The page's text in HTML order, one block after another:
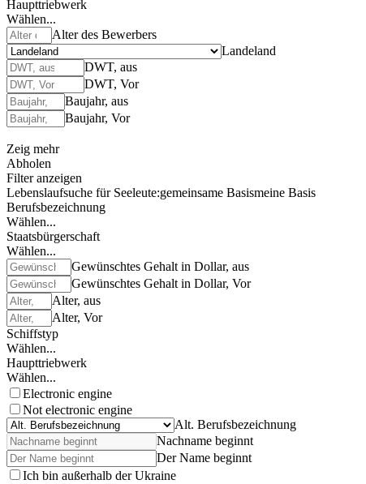
Haupttriebwerk
Wählen...
Alter des Bewerbers
Landeland
DWT, aus
DWT, Vor
Baujahr, aus
Baujahr, Vor
Zeig mehr
Abholen
Filter anzeigen
Lebenslaufsuche für Seeleute:gemeinsame Basismeine Basis
Berufsbezeichnung
Wählen...
Staatsbürgerschaft
Wählen...
Gewünschtes Gehalt in Dollar, aus
Gewünschtes Gehalt in Dollar, Vor
Alter, aus
Alter, Vor
Schiffstyp
Wählen...
Haupttriebwerk
Wählen...
Electronic engine
Not electronic engine
Alt. Berufsbezeichnung
Nachname beginnt
Der Name beginnt
Ich bin außerhalb der Ukraine